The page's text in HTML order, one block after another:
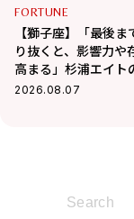
FORTUNE
【獅子座】「最後ま
り抜くと、影響力や
高まる」杉浦エイト
呼ぶ12星座占い（8/7
2026.08.07